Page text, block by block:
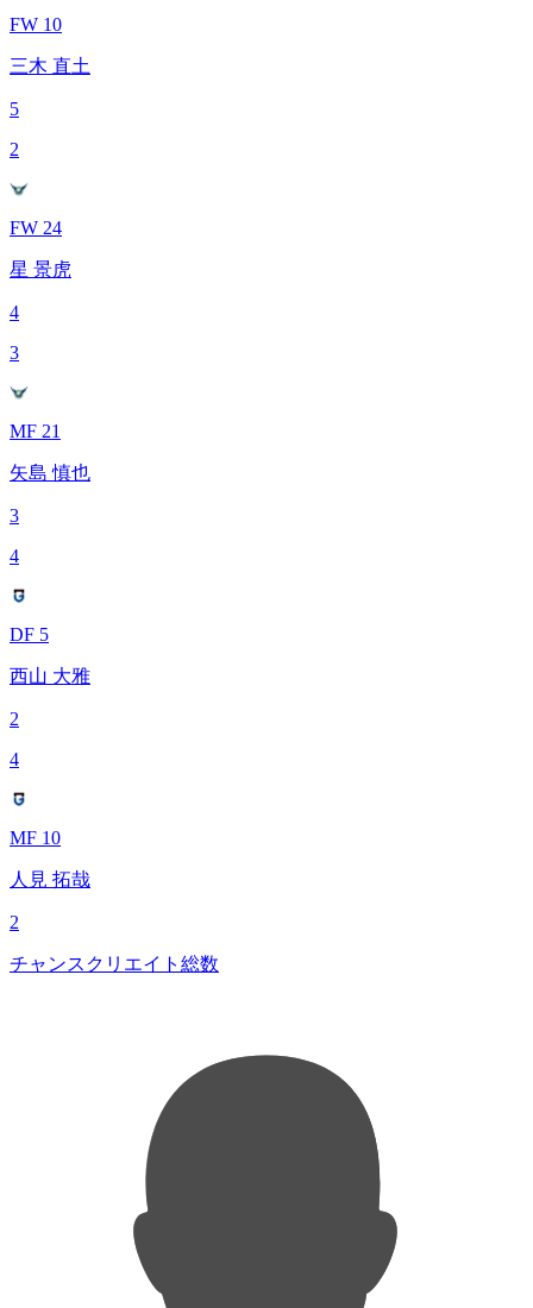
FW 10
三木 直土
5
2
FW 24
星 景虎
4
3
MF 21
矢島 慎也
3
4
DF 5
西山 大雅
2
4
MF 10
人見 拓哉
2
チャンスクリエイト総数